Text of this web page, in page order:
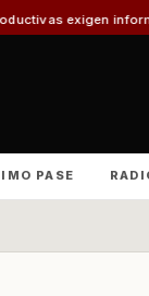
técnico y amenazan
PASE